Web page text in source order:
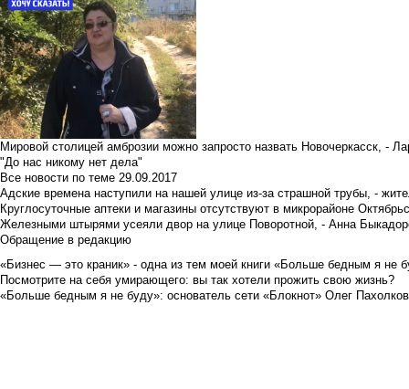
Мировой столицей амброзии можно запросто назвать Новочеркасск, -
"До нас никому нет дела"
Все новости по теме 29.09.2017
Адские времена наступили на нашей улице из-за страшной трубы, -
Круглосуточные аптеки и магазины отсутствуют в микрорайоне
Железными штырями усеяли двор на улице Поворотной, - Анна
Обращение в редакцию
«Бизнес — это краник» - одна из тем моей книги «Больше бедным я не
Посмотрите на себя умирающего: вы так хотели прожить свою жизнь?
«Больше бедным я не буду»: основатель сети «Блокнот» Олег Пахолков